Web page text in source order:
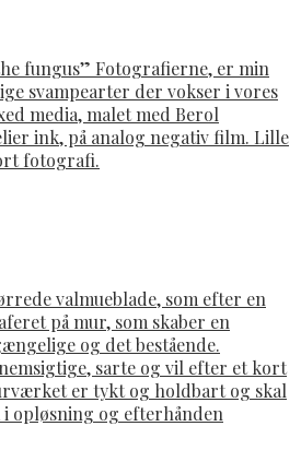
fungus” Fotografierne, er min
svampearter der vokser i vores
media, malet med Berol
ink, på analog negativ film. Lille
fotografi.
valmueblade, som efter en
på mur, som skaber en
og det bestående.
sarte og vil efter et kort
er tykt og holdbart og skal
opløsning og efterhånden